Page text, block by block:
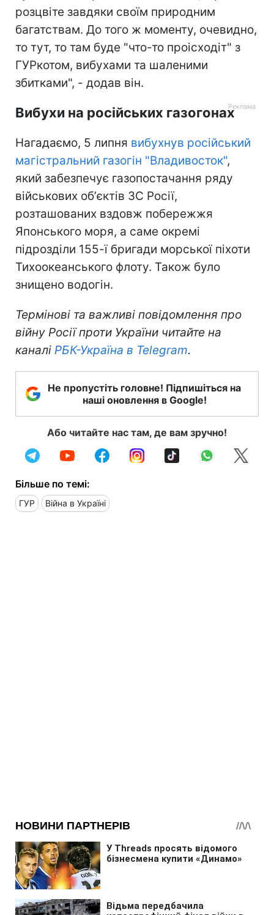
розцвіте завдяки своїм природним
багатствам. До того ж моменту, очевидно,
то тут, то там буде "что-то проісходіт" з
ГУРкотом, вибухами та шаленими
збитками", - додав він.
Вибухи на російських газогонах
Нагадаємо, 5 липня вибухнув російський
магістральний газогін "Владивосток",
який забезпечує газопостачання ряду
військових обʼєктів ЗС Росії,
розташованих вздовж побережжя
Японського моря, а саме окремі
підрозділи 155-ї бригади морської піхоти
Тихоокеанського флоту. Також було
знищено водогін.
Термінові та важливі повідомлення про
війну Росії проти України читайте на
каналі РБК-Україна в Telegram.
Не пропустіть головне! Підпишіться на
наші оновлення в Google!
Або читайте нас там, де вам зручно!
Більше по темі:
ГУР Війна в Україні